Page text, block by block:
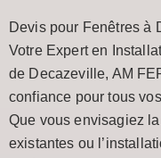
Devis pour Fenêtres à
Votre Expert en
de Decazeville, AM
confiance pour tous
Que vous envisagiez
existantes ou